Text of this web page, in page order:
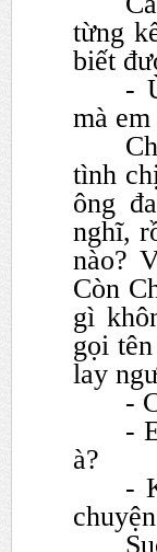
từng
biết
-
mà
tình
ông
nghĩ,
nào?
Còn
gì
gọi
lay
-
-
à?
-